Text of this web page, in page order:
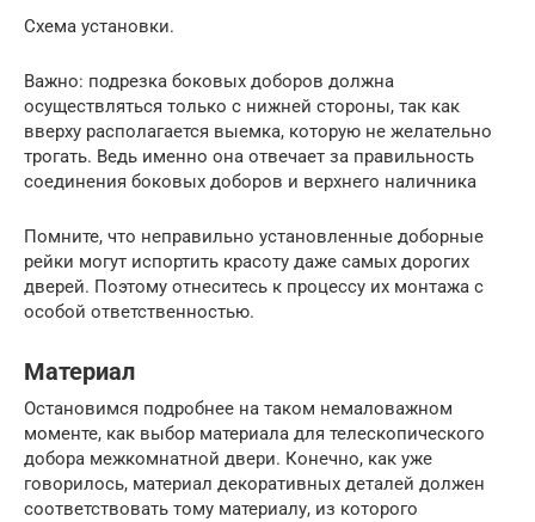
Схема установки.
Важно: подрезка боковых доборов должна
осуществляться только с нижней стороны, так как
вверху располагается выемка, которую не желательно
трогать. Ведь именно она отвечает за правильность
соединения боковых доборов и верхнего наличника
Помните, что неправильно установленные доборные
рейки могут испортить красоту даже самых дорогих
дверей. Поэтому отнеситесь к процессу их монтажа с
особой ответственностью.
Материал
Остановимся подробнее на таком немаловажном
моменте, как выбор материала для телескопического
добора межкомнатной двери. Конечно, как уже
говорилось, материал декоративных деталей должен
соответствовать тому материалу, из которого